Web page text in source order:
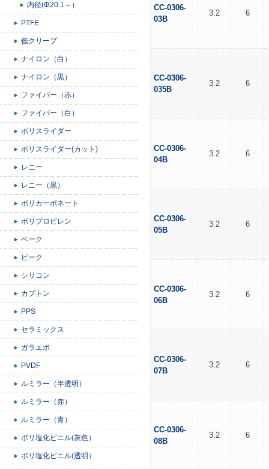
内径(Φ20.1～）
PTFE
低クリープ
ナイロン（白）
ナイロン（黒）
ファイバー（赤）
ファイバー（白）
ポリスライダー
ポリスライダー(カット)
レニー
レニー（黒）
ポリカーボネート
ポリプロピレン
ベーク
ピーク
シリコン
カプトン
PPS
セラミックス
ガラエポ
PVDF
ルミラー（半透明）
ルミラー（赤）
ルミラー（青）
ポリ塩化ビニル(灰色）
ポリ塩化ビニル(透明）
CC-0306-
03B
3.2 6
CC-0306-
035B
3.2 6
CC-0306-
04B
3.2 6
CC-0306-
05B
3.2 6
CC-0306-
06B
3.2 6
CC-0306-
07B
3.2 6
CC-0306-
08B
3.2 6